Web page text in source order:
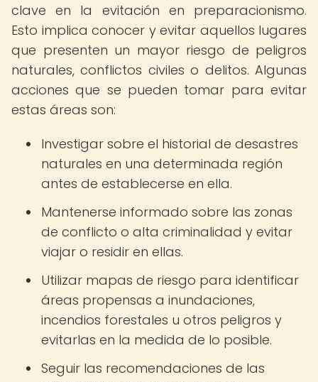
clave en la evitación en preparacionismo.
Esto implica conocer y evitar aquellos lugares
que presenten un mayor riesgo de peligros
naturales, conflictos civiles o delitos. Algunas
acciones que se pueden tomar para evitar
estas áreas son:
Investigar sobre el historial de desastres
naturales en una determinada región
antes de establecerse en ella.
Mantenerse informado sobre las zonas
de conflicto o alta criminalidad y evitar
viajar o residir en ellas.
Utilizar mapas de riesgo para identificar
áreas propensas a inundaciones,
incendios forestales u otros peligros y
evitarlas en la medida de lo posible.
Seguir las recomendaciones de las